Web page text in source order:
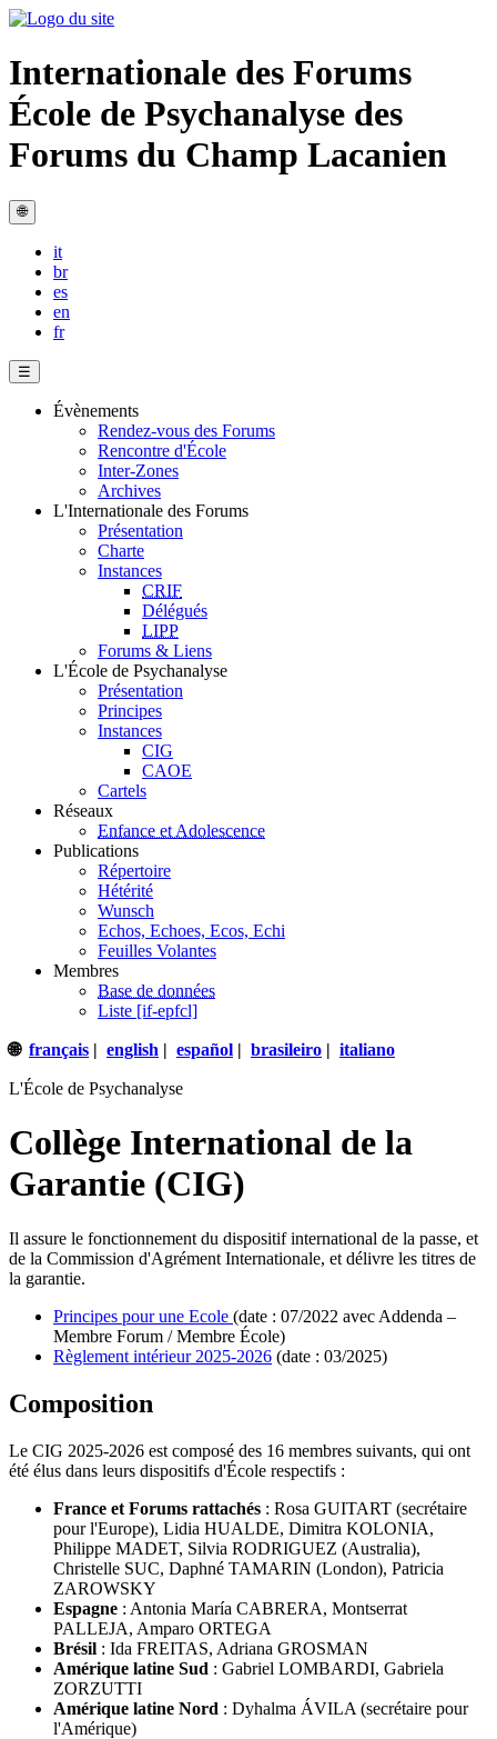
Internationale des Forums
École de Psychanalyse des
Forums du Champ Lacanien
🌐
it
br
es
en
fr
☰
Évènements
Rendez-vous des Forums
Rencontre d'École
Inter-Zones
Archives
L'Internationale des Forums
Présentation
Charte
Instances
CRIF
Délégués
LIPP
Forums & Liens
L'École de Psychanalyse
Présentation
Principes
Instances
CIG
CAOE
Cartels
Réseaux
Enfance et Adolescence
Publications
Répertoire
Hétérité
Wunsch
Echos, Echoes, Ecos, Echi
Feuilles Volantes
Membres
Base de données
Liste [if-epfcl]
🌐 français | english | español | brasileiro | italiano
L'École de Psychanalyse
Collège International de la
Garantie (CIG)
Il assure le fonctionnement du dispositif international de la passe, et
de la Commission d'Agrément Internationale, et délivre les titres de
la garantie.
Principes pour une Ecole (date : 07/2022 avec Addenda –
Membre Forum / Membre École)
Règlement intérieur 2025-2026 (date : 03/2025)
Composition
Le CIG 2025-2026 est composé des 16 membres suivants, qui ont
été élus dans leurs dispositifs d'École respectifs :
France et Forums rattachés : Rosa GUITART (secrétaire
pour l'Europe), Lidia HUALDE, Dimitra KOLONIA,
Philippe MADET, Silvia RODRIGUEZ (Australia),
Christelle SUC, Daphné TAMARIN (London), Patricia
ZAROWSKY
Espagne : Antonia María CABRERA, Montserrat
PALLEJA, Amparo ORTEGA
Brésil : Ida FREITAS, Adriana GROSMAN
Amérique latine Sud : Gabriel LOMBARDI, Gabriela
ZORZUTTI
Amérique latine Nord : Dyhalma ÁVILA (secrétaire pour
l'Amérique)